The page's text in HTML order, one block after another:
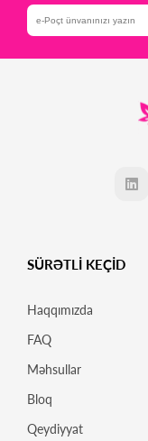
SÜRƏTLİ KEÇİD
Haqqımızda
FAQ
Məhsullar
Bloq
Qeydiyyat